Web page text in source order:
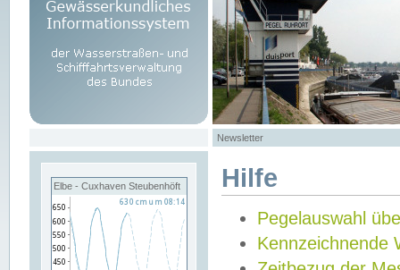
Newsletter
Elbe - Cuxhaven Steubenhöft Hilfe
Pegelauswahl
Kennzeichnende